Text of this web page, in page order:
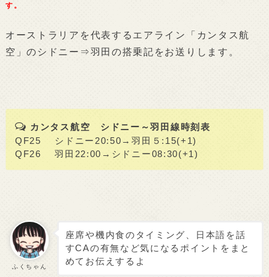
す。
オーストラリアを代表するエアライン「カンタス航
空」のシドニー⇒羽田の搭乗記をお送りします。
カンタス航空 シドニー～羽田線時刻表
QF25 シドニー20:50→羽田５:15(+1)
QF26 羽田22:00→シドニー08:30(+1)
ふくちゃん
座席や機内食のタイミング、日本語を話
すCAの有無など気になるポイントをまと
めてお伝えするよ